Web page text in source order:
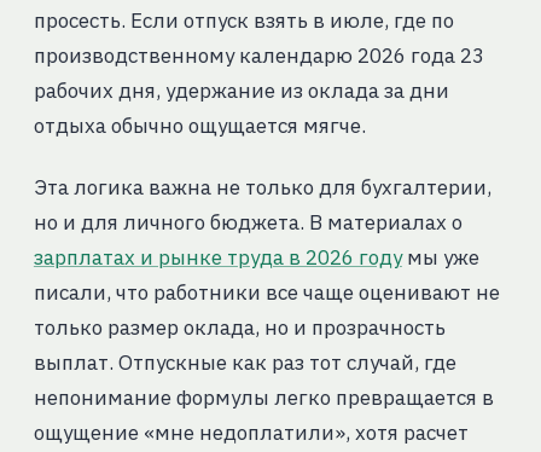
просесть. Если отпуск взять в июле, где по
производственному календарю 2026 года 23
рабочих дня, удержание из оклада за дни
отдыха обычно ощущается мягче.
Эта логика важна не только для бухгалтерии,
но и для личного бюджета. В материалах о
зарплатах и рынке труда в 2026 годумы уже
писали, что работники все чаще оценивают не
только размер оклада, но и прозрачность
выплат. Отпускные как раз тот случай, где
непонимание формулы легко превращается в
ощущение «мне недоплатили», хотя расчет